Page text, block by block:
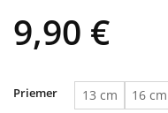
9,90 €
Priemer 13 cm
16 cm